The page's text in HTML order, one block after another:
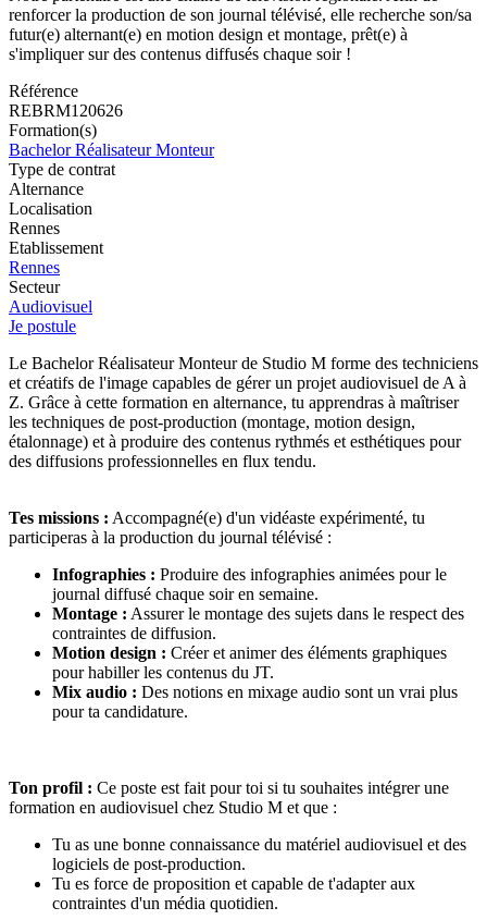
renforcer la production de son journal télévisé, elle recherche son/sa
futur(e) alternant(e) en motion design et montage, prêt(e) à
s'impliquer sur des contenus diffusés chaque soir !
Référence
REBRM120626
Formation(s)
Bachelor Réalisateur Monteur
Type de contrat
Alternance
Localisation
Rennes
Etablissement
Rennes
Secteur
Audiovisuel
Je postule
Le Bachelor Réalisateur Monteur de Studio M forme des techniciens
et créatifs de l'image capables de gérer un projet audiovisuel de A à
Z. Grâce à cette formation en alternance, tu apprendras à maîtriser
les techniques de post-production (montage, motion design,
étalonnage) et à produire des contenus rythmés et esthétiques pour
des diffusions professionnelles en flux tendu.
Tes missions : Accompagné(e) d'un vidéaste expérimenté, tu
participeras à la production du journal télévisé :
Infographies : Produire des infographies animées pour le
journal diffusé chaque soir en semaine.
Montage : Assurer le montage des sujets dans le respect des
contraintes de diffusion.
Motion design : Créer et animer des éléments graphiques
pour habiller les contenus du JT.
Mix audio : Des notions en mixage audio sont un vrai plus
pour ta candidature.
Ton profil : Ce poste est fait pour toi si tu souhaites intégrer une
formation en audiovisuel chez Studio M et que :
Tu as une bonne connaissance du matériel audiovisuel et des
logiciels de post-production.
Tu es force de proposition et capable de t'adapter aux
contraintes d'un média quotidien.